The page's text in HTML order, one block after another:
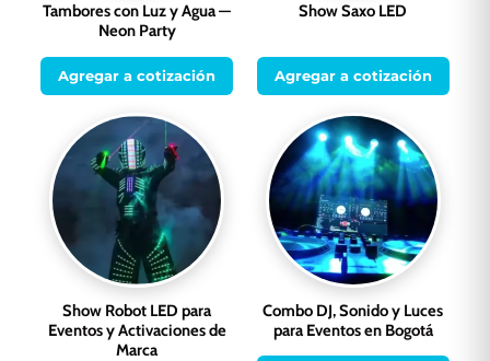
Tambores con Luz y Agua —
Neon Party
Agregar a cotización
Show Saxo LED
Agregar a cotización
Show Robot LED para
Eventos y Activaciones de
Marca
Combo DJ, Sonido y Luces
para Eventos en Bogotá